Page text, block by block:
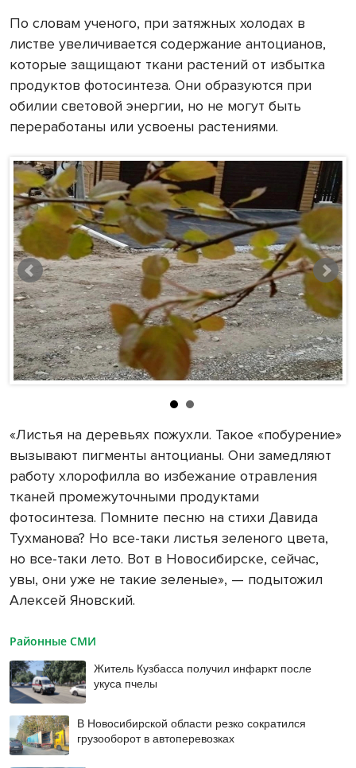
По словам ученого, при затяжных холодах в
листве увеличивается содержание антоцианов,
которые защищают ткани растений от избытка
продуктов фотосинтеза. Они образуются при
обилии световой энергии, но не могут быть
переработаны или усвоены растениями.
«Листья на деревьях пожухли. Такое «побурение»
вызывают пигменты антоцианы. Они замедляют
работу хлорофилла во избежание отравления
тканей промежуточными продуктами
фотосинтеза. Помните песню на стихи Давида
Тухманова? Но все-таки листья зеленого цвета,
но все-таки лето. Вот в Новосибирске, сейчас,
увы, они уже не такие зеленые», — подытожил
Алексей Яновский.
Районные СМИ
Житель Кузбасса получил инфаркт после
укуса пчелы
В Новосибирской области резко сократился
грузооборот в автоперевозках